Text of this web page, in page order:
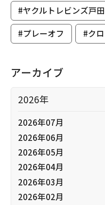
#ヤクルトレビンズ戸田
#プレーオフ
#ク
アーカイブ
2026年
2026年07月
2026年06月
2026年05月
2026年04月
2026年03月
2026年02月